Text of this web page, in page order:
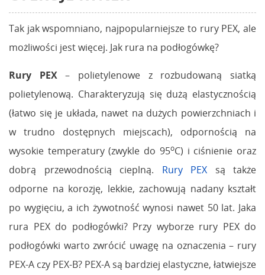
Tak jak wspomniano, najpopularniejsze to rury PEX, ale
możliwości jest więcej. Jak rura na podłogówkę?
Rury PEX– polietylenowe z rozbudowaną siatką
polietylenową. Charakteryzują się dużą elastycznością
(łatwo się je układa, nawet na dużych powierzchniach i
w trudno dostępnych miejscach), odpornością na
wysokie temperatury (zwykle do 95oC) i ciśnienie oraz
dobrą przewodnością cieplną. Rury PEX są także
odporne na korozję, lekkie, zachowują nadany kształt
po wygięciu, a ich żywotność wynosi nawet 50 lat. Jaka
rura PEX do podłogówki? Przy wyborze rury PEX do
podłogówki warto zwrócić uwagę na oznaczenia – rury
PEX-A czy PEX-B? PEX-A są bardziej elastyczne, łatwiejsze